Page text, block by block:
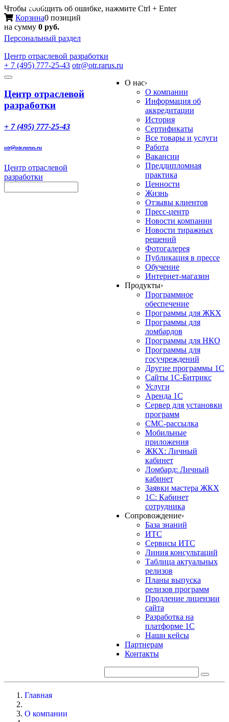
Чтобы сообщить об ошибке, нажмите Ctrl + Enter
Корзина0 позиций
на сумму 0 руб.
Персональный раздел
Центр отраслевой разработки
+ 7 (495) 777-25-43 otr@otr.rarus.ru
Toggle
Меню
Центр отраслевой
разработки
+ 7 (495) 777-25-43
otr@otr.rarus.ru
Центр отраслевой
разработки
О нас›
О компании
Информация об
аккредитации
История
Сертификаты
Все товары и услуги
Работа
Вакансии
Преддипломная
практика
Ценности
Жизнь
Отзывы клиентов
Пресс-центр
Новости компании
Новости тиражных
решений
Фотогалерея
Публикация в прессе
Обучение
Интернет-магазин
Продукты›
Программное
обеспечение
Программы для ЖКХ
Программы для
ломбардов
Программы для НКО
Программы для
госучреждений
Другие программы 1С
Сайты 1С-Битрикс
Услуги
Аренда 1С
Сервер для установки
программ
СМС-рассылка
Мобильные
приложения
ЖКХ: Личный
кабинет
Ломбард: Личный
кабинет
Заявки мастера ЖКХ
1С: Кабинет
сотрудника
Сопровождение›
База знаний
ИТС
Сервисы ИТС
Линия консультаций
Таблица актуальных
релизов
Планы выпуска
релизов программ
Продление лицензии
сайта
Разработка на
платформе 1С
Наши кейсы
Партнерам
Контакты
Главная
О компании